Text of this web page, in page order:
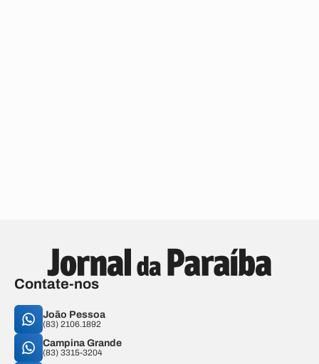
Contate-nos
João Pessoa
(83) 2106.1892
Campina Grande
(83) 3315-3204